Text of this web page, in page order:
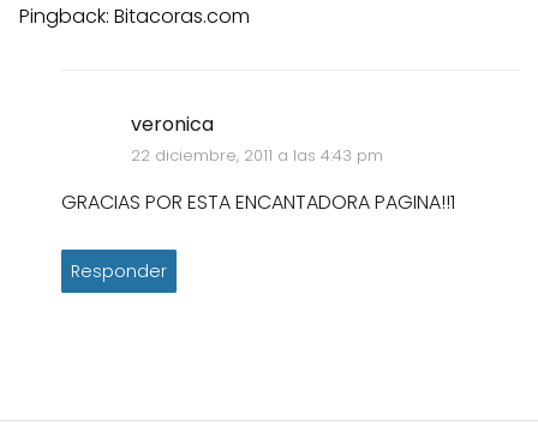
Pingback: Bitacoras.com
veronica
22 diciembre, 2011 a las 4:43 pm
GRACIAS POR ESTA ENCANTADORA PAGINA!!1
Responder